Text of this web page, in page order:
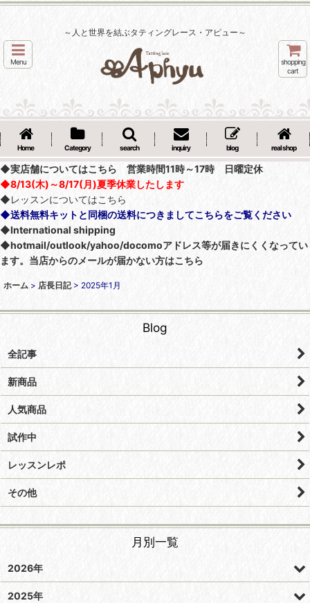
～人と世界を結ぶタティングレース・アピュー～
Menu
shopping
cart
Home Category search inquiry blog real shop
◆実店舗についてはこちら 営業時間11時～17時 日曜定休
◆8/13(木)～8/17(月)夏季休業したします
◆レッスンについてはこちら
◆送料無料キットと同梱の送料につきましてこちらをご覧ください
◆International shipping
◆hotmail/outlook/yahoo/docomoアドレス等が届きにくくなってい
ます。当店からのメールが届かない方はこちら
ホーム > 店長日記 > 2025年1月
Blog
全記事
新商品
人気商品
試作中
レッスンレポ
その他
月別一覧
2026年
2025年